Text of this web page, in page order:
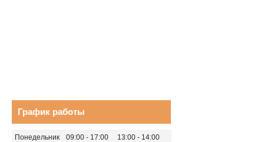
График работы
Понедельник 09:00 17:00 13:00
14:00